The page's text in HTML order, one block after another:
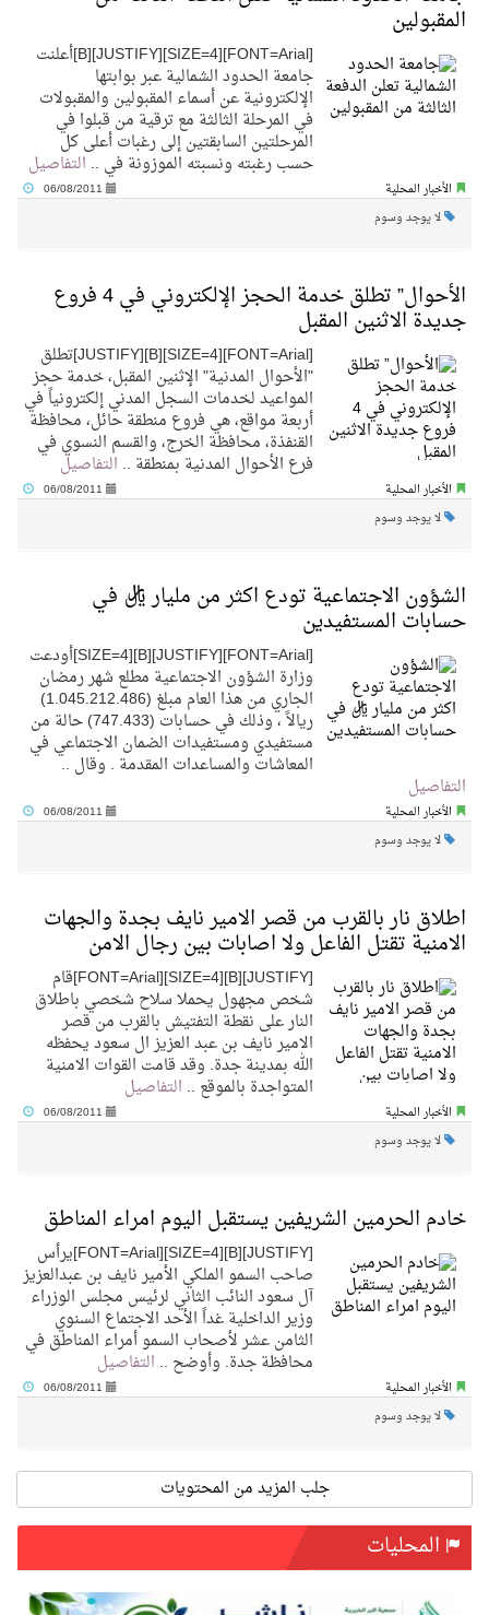
المقبولين
[FONT=Arial][SIZE=4][JUSTIFY][B]أعلنت
جامعة الحدود الشمالية عبر بوابتها
الإلكترونية عن أسماء المقبولين والمقبولات
في المرحلة الثالثة مع ترقية من قبلوا في
المرحلتين السابقتين إلى رغبات أعلى كل
حسب رغبته ونسبته الموزونة في .. التفاصيل
الأخبار المحلية
06/08/2011
لا يوجد وسوم
الأحوال” تطلق خدمة الحجز الإلكتروني في 4 فروع
جديدة الاثنين المقبل
[FONT=Arial][SIZE=4][B][JUSTIFY]تطلق
"الأحوال المدنية" الإثنين المقبل، خدمة حجز
المواعيد لخدمات السجل المدني إلكترونياً في
أربعة مواقع، هي فروع منطقة حائل، محافظة
القنفذة، محافظة الخرج، والقسم النسوي في
فرع الأحوال المدنية بمنطقة .. التفاصيل
الأخبار المحلية
06/08/2011
لا يوجد وسوم
الشؤون الاجتماعية تودع اكثر من مليار ريال في
حسابات المستفيدين
[FONT=Arial][JUSTIFY][B][SIZE=4]أودعت
وزارة الشؤون الاجتماعية مطلع شهر رمضان
الجاري من هذا العام مبلغ (1.045.212.486)
ريالاً ، وذلك في حسابات (747.433) حالة من
مستفيدي ومستفيدات الضمان الاجتماعي في
المعاشات والمساعدات المقدمة . وقال ..
التفاصيل
الأخبار المحلية
06/08/2011
لا يوجد وسوم
اطلاق نار بالقرب من قصر الامير نايف بجدة والجهات
الامنية تقتل الفاعل ولا اصابات بين رجال الامن
[JUSTIFY][B][SIZE=4][FONT=Arial]قام
شخص مجهول يحملا سلاح شخصي باطلاق
النار على نقطة التفتيش بالقرب من قصر
الامير نايف بن عبد العزيز ال سعود يحفظه
الله بمدينة جدة. وقد قامت القوات الامنية
المتواجدة بالموقع .. التفاصيل
الأخبار المحلية
06/08/2011
لا يوجد وسوم
خادم الحرمين الشريفين يستقبل اليوم امراء المناطق
[JUSTIFY][B][SIZE=4][FONT=Arial]يرأس
صاحب السمو الملكي الأمير نايف بن عبدالعزيز
آل سعود النائب الثاني لرئيس مجلس الوزراء
وزير الداخلية غداً الأحد الاجتماع السنوي
الثامن عشر لأصحاب السمو أمراء المناطق في
محافظة جدة. وأوضح .. التفاصيل
الأخبار المحلية
06/08/2011
لا يوجد وسوم
جلب المزيد من المحتويات
المحليات